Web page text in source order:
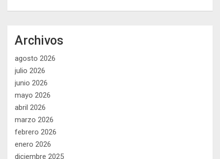
Archivos
agosto 2026
julio 2026
junio 2026
mayo 2026
abril 2026
marzo 2026
febrero 2026
enero 2026
diciembre 2025